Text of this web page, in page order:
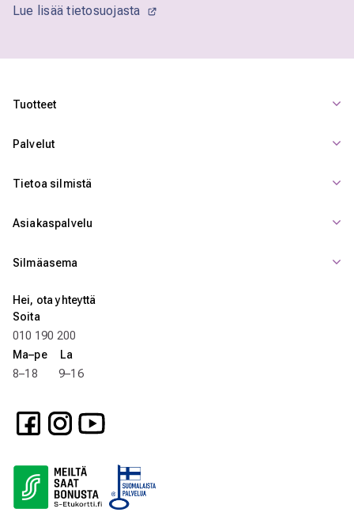
Lue lisää tietosuojasta
Tuotteet
Palvelut
Tietoa silmistä
Asiakaspalvelu
Silmäasema
Hei, ota yhteyttä
Soita
010 190 200
Ma–pe La
8–18 9–16